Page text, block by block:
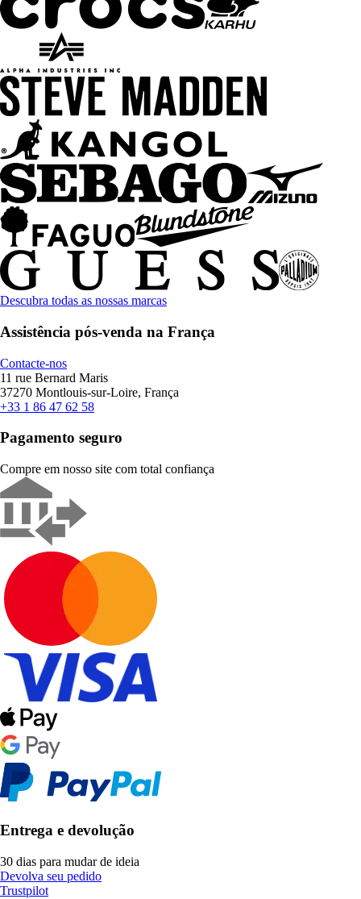
Descubra todas as nossas marcas
Assistência pós-venda na França
Contacte-nos
11 rue Bernard Maris
37270 Montlouis-sur-Loire, França
+33 1 86 47 62 58
Pagamento seguro
Compre em nosso site com total confiança
Entrega e devolução
30 dias para mudar de ideia
Devolva seu pedido
Trustpilot